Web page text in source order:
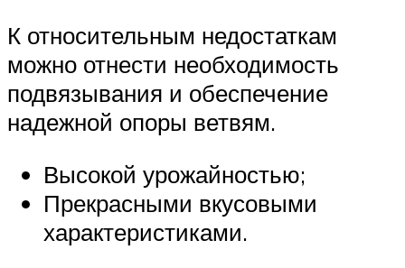
К относительным недостаткам
можно отнести необходимость
подвязывания и обеспечение
надежной опоры ветвям.
Высокой урожайностью;
Прекрасными вкусовыми
характеристиками.